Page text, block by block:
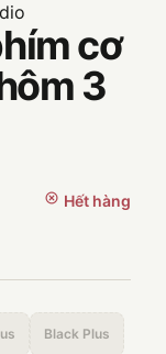
cơ
3
Hết hàng
Black Plus